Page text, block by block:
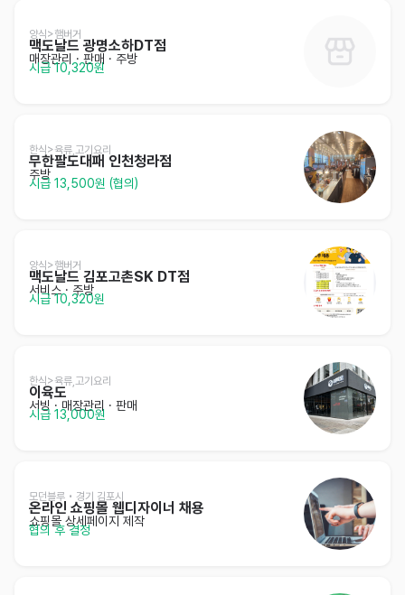
양식>햄버거
맥도날드 광명소하DT점
매장관리 · 판매 · 주방
시급 10,320원
한식>육류,고기요리
무한팔도대패 인천청라점
주방
시급 13,500원 (협의)
양식>햄버거
맥도날드 김포고촌SK DT점
서비스 · 주방
시급 10,320원
한식>육류,고기요리
이육도
서빙 · 매장관리 · 판매
시급 13,000원
모던블루 • 경기 김포시
온라인 쇼핑몰 웹디자이너 채용
쇼핑몰 상세페이지 제작
협의 후 결정